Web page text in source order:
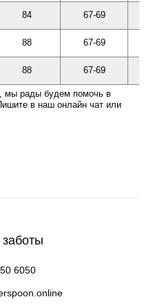
84 67-69
88 67-69
88 67-69
мы рады будем помочь в
в наш онлайн чат или
6050